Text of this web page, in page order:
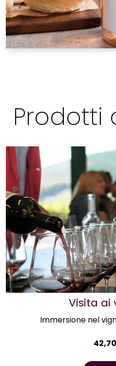
Prodotti
Visita ai
Immersione nel
42,70